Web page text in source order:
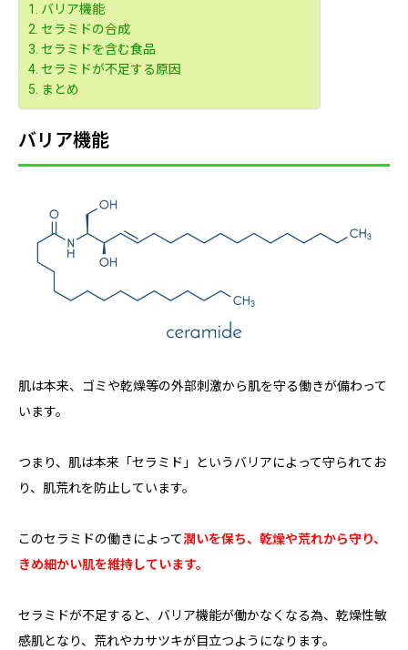
バリア機能
セラミドの合成
セラミドを含む食品
セラミドが不足する原因
まとめ
バリア機能
肌は本来、ゴミや乾燥等の外部刺激から肌を守る働きが備わって
います。
つまり、肌は本来「セラミド」というバリアによって守られてお
り、肌荒れを防止しています。
このセラミドの働きによって潤いを保ち、乾燥や荒れから守り、
きめ細かい肌を維持しています。
セラミドが不足すると、バリア機能が働かなくなる為、乾燥性敏
感肌となり、荒れやカサツキが目立つようになります。